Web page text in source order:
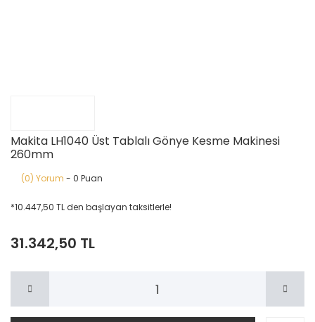
Makita LH1040 Üst Tablalı Gönye Kesme Makinesi
260mm
(0) Yorum - 0 Puan
*10.447,50 TL den başlayan taksitlerle!
31.342,50 TL